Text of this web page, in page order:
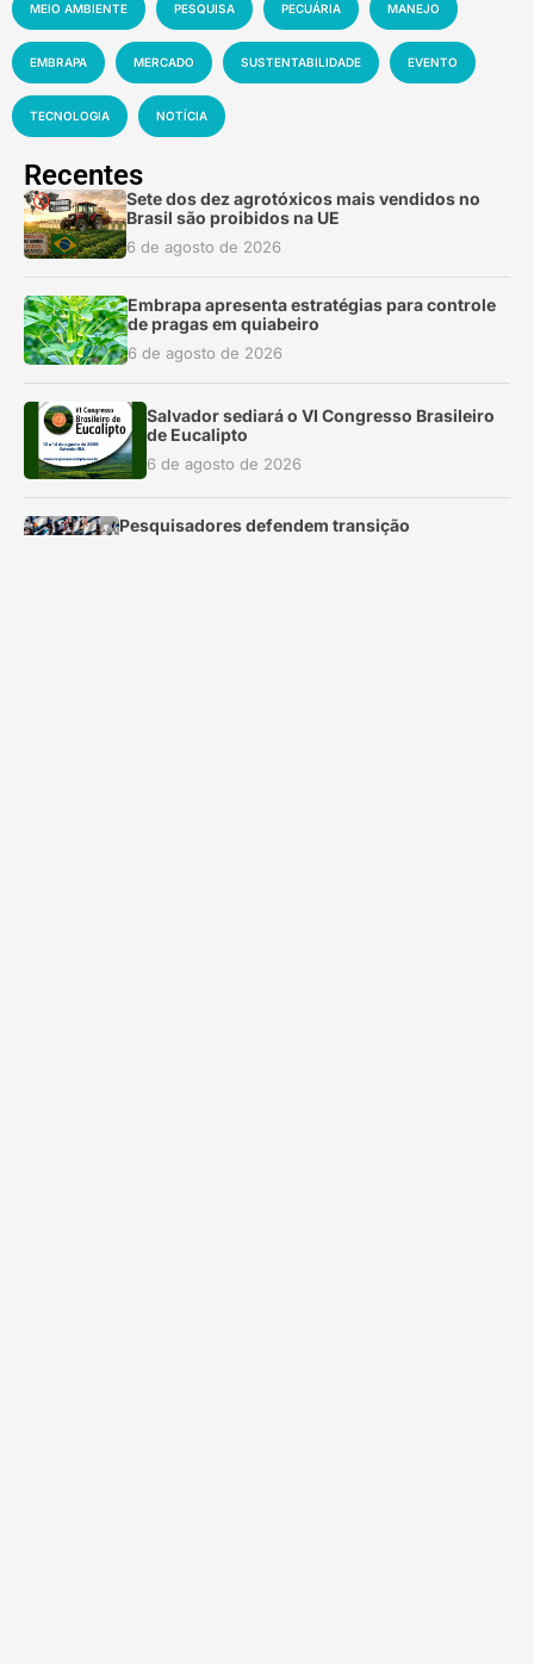
MEIO AMBIENTE PESQUISA PECUÁRIA MANEJO
EMBRAPA MERCADO SUSTENTABILIDADE EVENTO
TECNOLOGIA NOTÍCIA
Recentes
Sete dos dez agrotóxicos mais vendidos no
Brasil são proibidos na UE
6 de agosto de 2026
Embrapa apresenta estratégias para controle
de pragas em quiabeiro
6 de agosto de 2026
Salvador sediará o VI Congresso Brasileiro
de Eucalipto
6 de agosto de 2026
Pesquisadores defendem transição